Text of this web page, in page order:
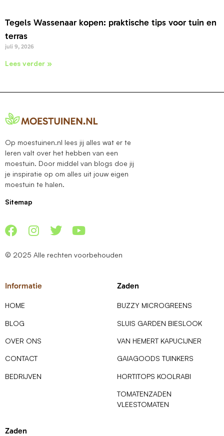
Tegels Wassenaar kopen: praktische tips voor tuin en
terras
juli 9, 2026
Lees verder »
Op moestuinen.nl lees jij alles wat er te
leren valt over het hebben van een
moestuin. Door middel van blogs doe jij
je inspiratie op om alles uit jouw eigen
moestuin te halen.
Sitemap
© 2025 Alle rechten voorbehouden
Informatie
HOME
BLOG
OVER ONS
CONTACT
BEDRIJVEN
Zaden
BUZZY MICROGREENS
SLUIS GARDEN BIESLOOK
VAN HEMERT KAPUCIJNER
GAIAGOODS TUINKERS
HORTITOPS KOOLRABI
TOMATENZADEN
VLEESTOMATEN
Zaden